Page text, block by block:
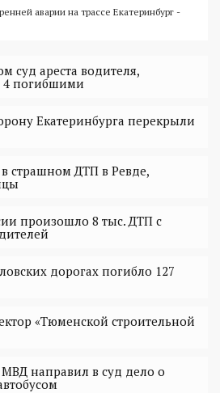
аварии на трассе Екатеринбург -
суд ареста водителя,
4 погибшими
Екатеринбурга перекрыли
страшном ДТП в Ревде,
произошло 8 тыс. ДТП с
дорогах погибло 127
«Тюменской строительной
направил в суд дело о